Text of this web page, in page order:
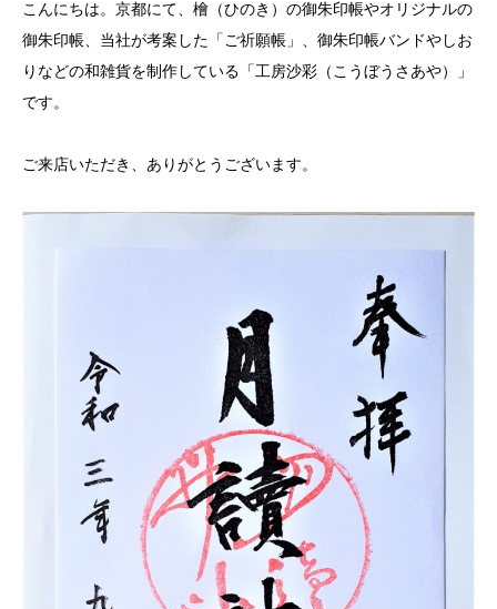
こんにちは。京都にて、檜（ひのき）の御朱印帳やオリジナルの
御朱印帳、当社が考案した「ご祈願帳」、御朱印帳バンドやしお
りなどの和雑貨を制作している「工房沙彩（こうぼうさあや）」
です。
ご来店いただき、ありがとうございます。